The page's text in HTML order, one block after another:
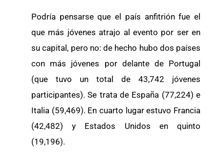
Podría pensarse que el país anfitrión fue el
que más jóvenes atrajo al evento por ser en
su capital, pero no: de hecho hubo dos países
con más jóvenes por delante de Portugal
(que tuvo un total de 43,742 jóvenes
participantes). Se trata de España (77,224) e
Italia (59,469). En cuarto lugar estuvo Francia
(42,482) y Estados Unidos en quinto
(19,196).